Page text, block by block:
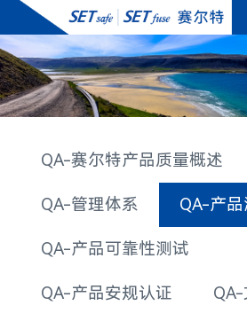
QA-赛尔特产品质量概述
QA-管理体系 QA-产品
QA-产品可靠性测试
QA-产品安规认证 QA-